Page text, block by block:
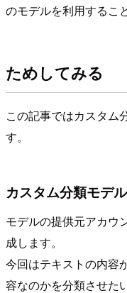
のモデルを利用するこ
ためしてみる
この記事ではカスタム
す。
カスタム分類モデ
モデルの提供元アカウ
成します。
今回はテキストの内容か
容なのかを分類させた